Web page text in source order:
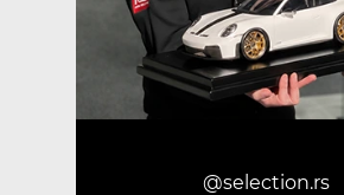
@selection.rs